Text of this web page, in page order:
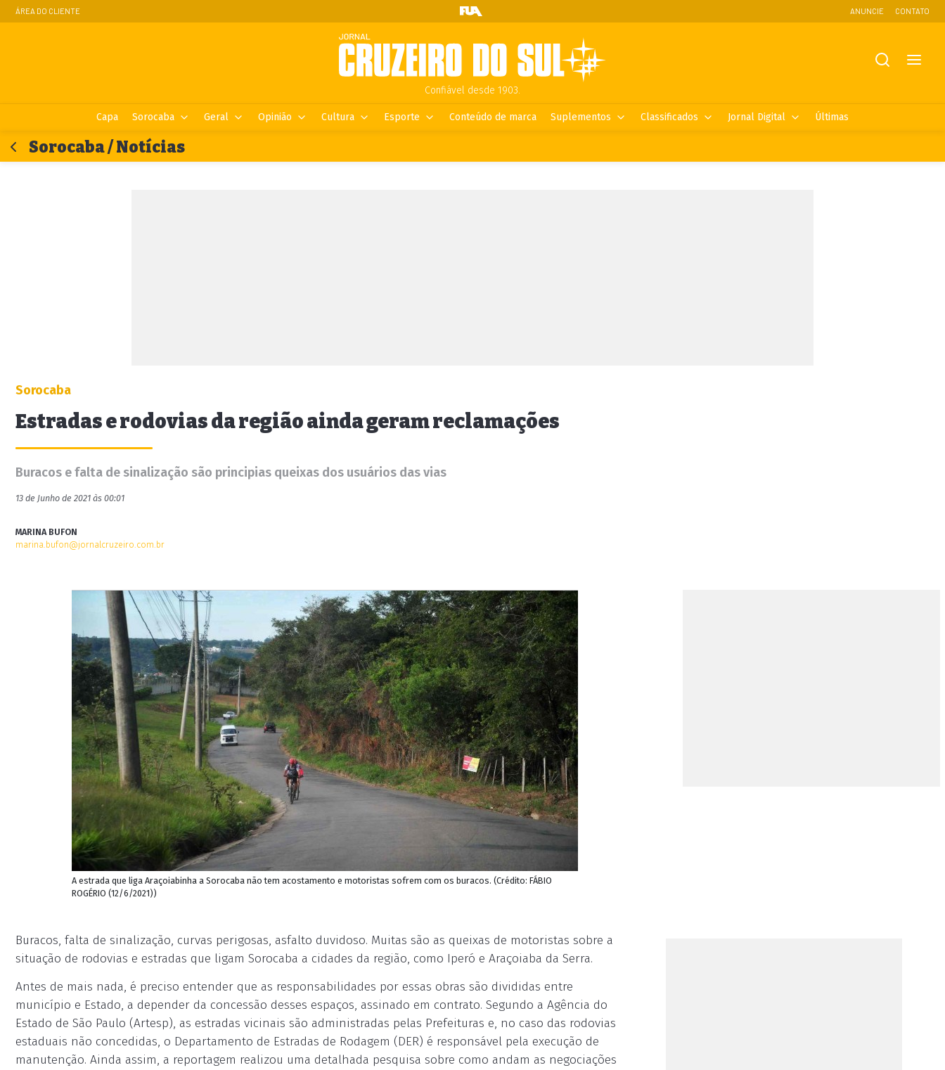
ÁREA DO CLIENTE ANUNCIE CONTATO
Confiável desde 1903.
Capa Sorocaba Geral Opinião Cultura Esporte Conteúdo de marca Suplementos Classificados Jornal Digital Últimas
Sorocaba / Notícias
Sorocaba
Estradas e rodovias da região ainda geram reclamações
Buracos e falta de sinalização são principias queixas dos usuários das vias
13 de Junho de 2021 às 00:01
MARINA BUFON
marina.bufon@jornalcruzeiro.com.br
A estrada que liga Araçoiabinha a Sorocaba não tem acostamento e motoristas sofrem com os buracos. (Crédito: FÁBIO
ROGÉRIO (12/6/2021))
Buracos, falta de sinalização, curvas perigosas, asfalto duvidoso. Muitas são as queixas de motoristas sobre a
situação de rodovias e estradas que ligam Sorocaba a cidades da região, como Iperó e Araçoiaba da Serra.
Antes de mais nada, é preciso entender que as responsabilidades por essas obras são divididas entre
município e Estado, a depender da concessão desses espaços, assinado em contrato. Segundo a Agência do
Estado de São Paulo (Artesp), as estradas vicinais são administradas pelas Prefeituras e, no caso das rodovias
estaduais não concedidas, o Departamento de Estradas de Rodagem (DER) é responsável pela execução de
manutenção. Ainda assim, a reportagem realizou uma detalhada pesquisa sobre como andam as negociações